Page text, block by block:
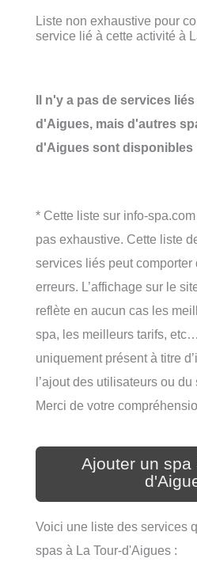
Liste non exhaustive pour
service lié à cette activité à
Il n'y a pas de services
d'Aigues, mais d'autres
d'Aigues sont disponibles
* Cette liste sur info-
pas exhaustive. Cette liste
services liés peut
erreurs. L’affichage sur le
reflète en aucun cas les
spa, les meilleurs tarifs,
uniquement présent à titre
l’ajout des utilisateurs ou
Merci de votre
Ajouter un spa
Voici une liste des services
spas à La Tour-d'Aigues :